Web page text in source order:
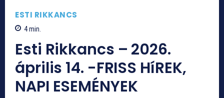
ESTI RIKKANCS
4min.
Esti Rikkancs – 2026.
április 14. -FRISS HíREK,
NAPI ESEMÉNYEK